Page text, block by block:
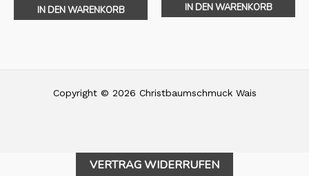
IN DEN WARENKORB IN DEN WARENKORB
Copyright © 2026 Christbaumschmuck Wais
VERTRAG WIDERRUFEN